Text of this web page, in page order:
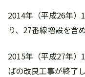
2014年（平成26年）
り、27番線増設を含
2015年（平成27年）
ばの改良工事が終了